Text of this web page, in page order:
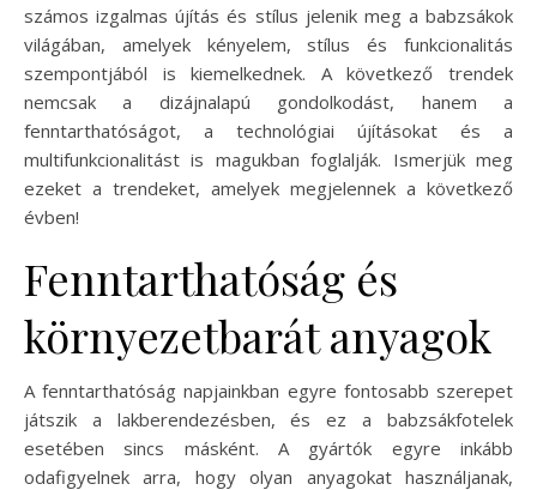
számos izgalmas újítás és stílus jelenik meg a babzsákok
világában, amelyek kényelem, stílus és funkcionalitás
szempontjából is kiemelkednek. A következő trendek
nemcsak a dizájnalapú gondolkodást, hanem a
fenntarthatóságot, a technológiai újításokat és a
multifunkcionalitást is magukban foglalják. Ismerjük meg
ezeket a trendeket, amelyek megjelennek a következő
évben!
Fenntarthatóság és
környezetbarát anyagok
A fenntarthatóság napjainkban egyre fontosabb szerepet
játszik a lakberendezésben, és ez a babzsákfotelek
esetében sincs másként. A gyártók egyre inkább
odafigyelnek arra, hogy olyan anyagokat használjanak,